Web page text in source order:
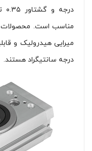
مناسب است. محصولات
درجه سانتیگراد هستند.